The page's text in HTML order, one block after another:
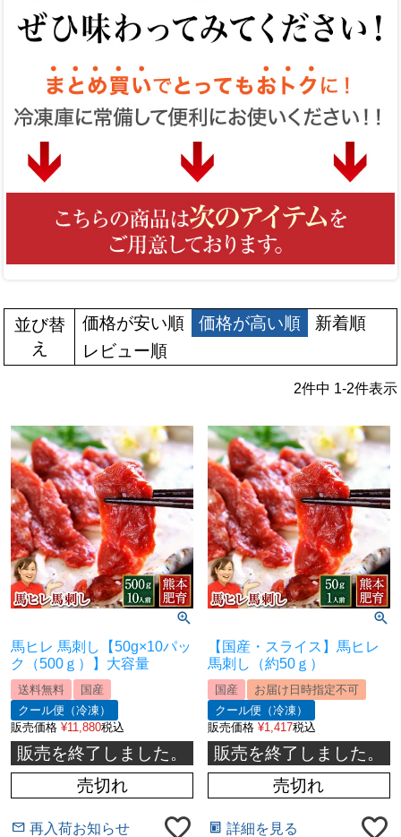
並び替
え
価格が安い順 価格が高い順
新着順
レビュー順
2件中 1-2件表示
馬ヒレ 馬刺し【50g×10パッ
ク（500ｇ）】大容量
送料無料
国産
クール便（冷凍）
販売価格 ¥11,880税込
販売を終了しました。
売切れ
再入荷お知らせ
【国産・スライス】馬ヒレ
馬刺し（約50ｇ）
国産
お届け日時指定不可
クール便（冷凍）
販売価格 ¥1,417税込
販売を終了しました。
売切れ
詳細を見る